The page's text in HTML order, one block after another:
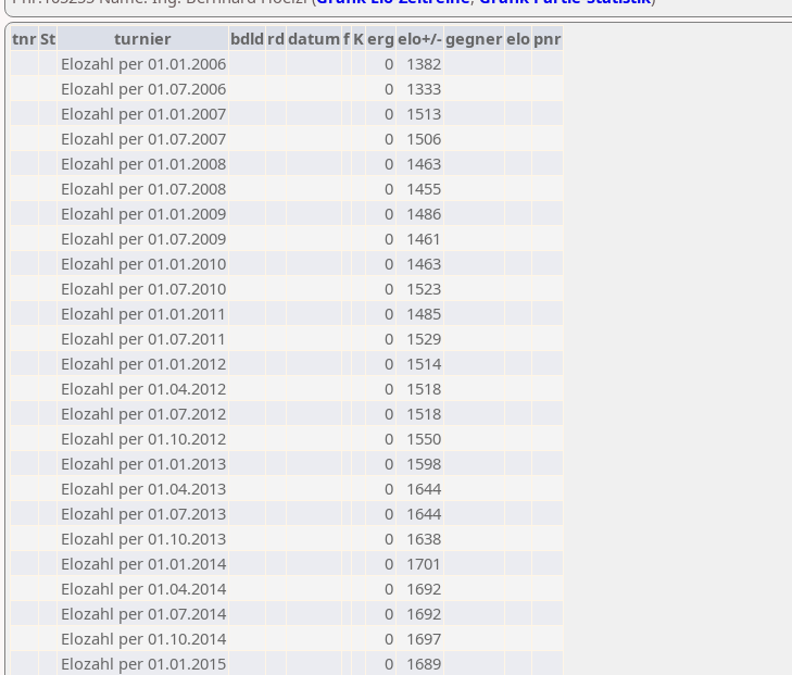
tnrSt turnier bdld rd datumf Kerg elo+/-gegnerelo pnr
Elozahl per 01.01.2006
0
1382
Elozahl per 01.07.2006
0
1333
Elozahl per 01.01.2007
0
1513
Elozahl per 01.07.2007
0
1506
Elozahl per 01.01.2008
0
1463
Elozahl per 01.07.2008
0
1455
Elozahl per 01.01.2009
0
1486
Elozahl per 01.07.2009
0
1461
Elozahl per 01.01.2010
0
1463
Elozahl per 01.07.2010
0
1523
Elozahl per 01.01.2011
0
1485
Elozahl per 01.07.2011
0
1529
Elozahl per 01.01.2012
0
1514
Elozahl per 01.04.2012
0
1518
Elozahl per 01.07.2012
0
1518
Elozahl per 01.10.2012
0
1550
Elozahl per 01.01.2013
0
1598
Elozahl per 01.04.2013
0
1644
Elozahl per 01.07.2013
0
1644
Elozahl per 01.10.2013
0
1638
Elozahl per 01.01.2014
0
1701
Elozahl per 01.04.2014
0
1692
Elozahl per 01.07.2014
0
1692
Elozahl per 01.10.2014
0
1697
Elozahl per 01.01.2015
0
1689